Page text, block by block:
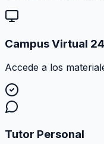
Campus Virtual
Accede a los
Tutor Personal